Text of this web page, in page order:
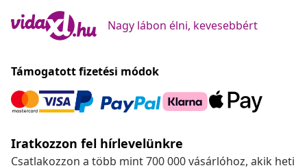
Nagy lábon élni, kevesebbért
Támogatott fizetési módok
Iratkozzon fel hírlevelünkre
Csatlakozzon a több mint 700 000 vásárlóhoz, akik heti